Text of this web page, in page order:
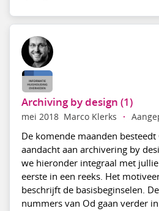
Archiving by design (1)
mei 2018 Marco Klerks ·
De komende maanden
aandacht aan archivering by
we hieronder integraal met
eerste in een reeks. Het
beschrijft de basisbeginselen.
nummers van Od gaan verder